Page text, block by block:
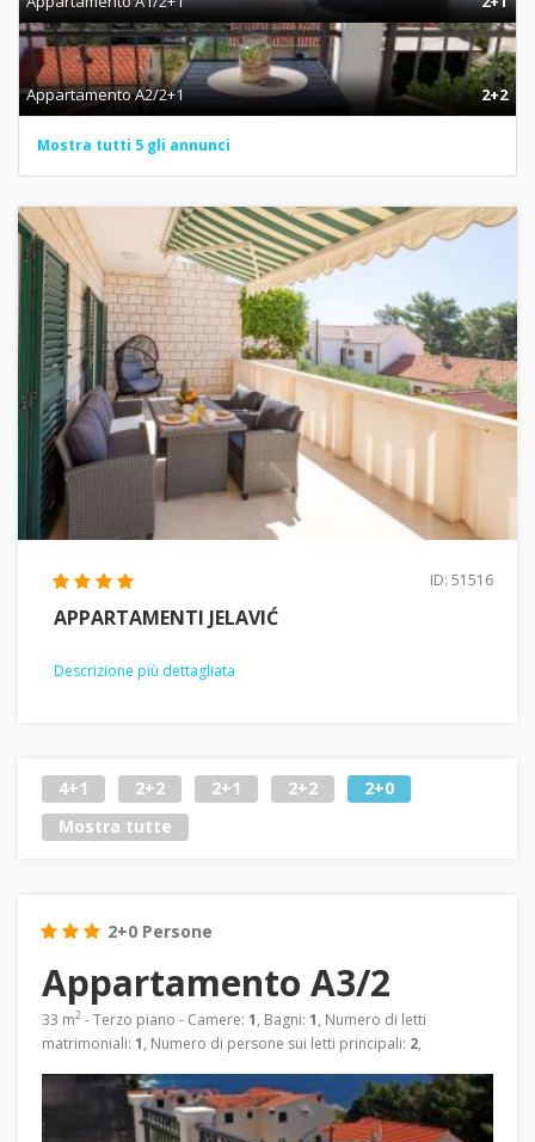
Appartamento A2/2+1 2+2
Mostra tutti 5 gli annunci
ID: 51516
APPARTAMENTI JELAVIĆ
Descrizione più dettagliata
4+1 2+2 2+1 2+2
2+0
Mostra tutte
2+0 Persone
Appartamento A3/2
33 m2 - Terzo piano - Camere: 1, Bagni: 1, Numero di letti
matrimoniali: 1, Numero di persone sui letti principali: 2,